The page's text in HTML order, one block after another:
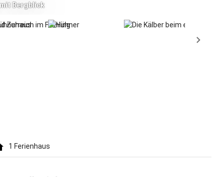
Bergblick
1 Ferienhaus